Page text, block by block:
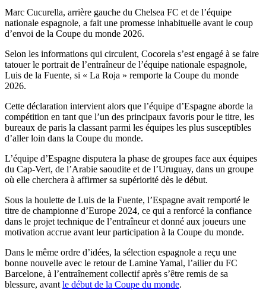
Marc Cucurella, arrière gauche du Chelsea FC et de l’équipe
nationale espagnole, a fait une promesse inhabituelle avant le coup
d’envoi de la Coupe du monde 2026.
Selon les informations qui circulent, Cocorela s’est engagé à se faire
tatouer le portrait de l’entraîneur de l’équipe nationale espagnole,
Luis de la Fuente, si « La Roja » remporte la Coupe du monde
2026.
Cette déclaration intervient alors que l’équipe d’Espagne aborde la
compétition en tant que l’un des principaux favoris pour le titre, les
bureaux de paris la classant parmi les équipes les plus susceptibles
d’aller loin dans la Coupe du monde.
L’équipe d’Espagne disputera la phase de groupes face aux équipes
du Cap-Vert, de l’Arabie saoudite et de l’Uruguay, dans un groupe
où elle cherchera à affirmer sa supériorité dès le début.
Sous la houlette de Luis de la Fuente, l’Espagne avait remporté le
titre de championne d’Europe 2024, ce qui a renforcé la confiance
dans le projet technique de l’entraîneur et donné aux joueurs une
motivation accrue avant leur participation à la Coupe du monde.
Dans le même ordre d’idées, la sélection espagnole a reçu une
bonne nouvelle avec le retour de Lamine Yamal, l’ailier du FC
Barcelone, à l’entraînement collectif après s’être remis de sa
blessure, avant le début de la Coupe du monde.